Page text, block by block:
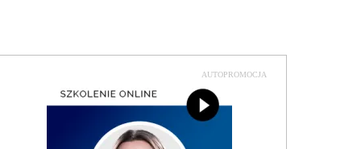
AUTOPROMOCJA